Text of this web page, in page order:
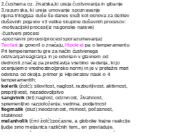
2.čustvena oz. živalska,ki ureja čustvovanja in gibanje
3.razumska, ki ureja umovanje spoznavanje
njuna trilogijaa duše še danes služi kot osnova za delitev
duševnih pojavov v3 velike skupine duševnih procesov:
-motivacijski procesi(iz nagonske narave)
-čustveni procesi
-spoznavni procesi(procesi sporazumevanja)
Teofast:je govoril o značaju,Hipokrat pa o temperamentu
Pri temperamentu gre za način čustvenega
odzivanja/reagiranja in je odvisen v glavnem od
dednosti.značaj pa predstavlja vsebino vedenja, ki jo
ocenjujemo vrednostno(preko norm) in je v pretežni meri
odvisna od okolja. primer je Hipokratov nauk o 4
temperamentih:
kolerik (žolč): silovitost, naglost, razburljivost, aktivnost,
prepirljivost, nezadovoljstvo
sangvinik (kri):naglost, odzivnost, živahnost,
spremenljivo razpoloženje, vedrina, podjetnost
flegmatik (sluz):neodzivnost, mirnost, počasnost,
stabilnost
melanholik (črni žolč):počasne, a globoke trajne reakcije
ljudje smo mešanica različnih tem., en prevladuje.
Aristotelov učenec Teofras je prvi, ki je opisal značaj